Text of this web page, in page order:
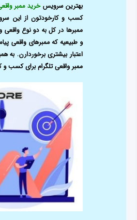
بهترین سرویسخرید ممبر
کسب و کارخودتون از این
ممبر‌ها در کل به دو نوع
و طبیعیه که ممبر‌های واقعی
اعتبار بیشتری برخوردارن.
ممبر واقعی تلگرام برای کسب